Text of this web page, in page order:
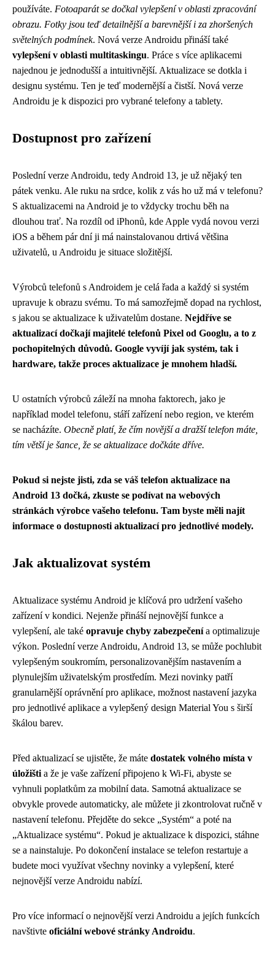
používáte. Fotoaparát se dočkal vylepšení v oblasti zpracování
obrazu. Fotky jsou teď detailnější a barevnější i za zhoršených
světelných podmínek. Nová verze Androidu přináší také
vylepšení v oblasti multitaskingu. Práce s více aplikacemi
najednou je jednodušší a intuitivnější. Aktualizace se dotkla i
designu systému. Ten je teď modernější a čistší. Nová verze
Androidu je k dispozici pro vybrané telefony a tablety.
Dostupnost pro zařízení
Poslední verze Androidu, tedy Android 13, je už nějaký ten
pátek venku. Ale ruku na srdce, kolik z vás ho už má v telefonu?
S aktualizacemi na Android je to vždycky trochu běh na
dlouhou trať. Na rozdíl od iPhonů, kde Apple vydá novou verzi
iOS a během pár dní ji má nainstalovanou drtivá většina
uživatelů, u Androidu je situace složitější.
Výrobců telefonů s Androidem je celá řada a každý si systém
upravuje k obrazu svému. To má samozřejmě dopad na rychlost,
s jakou se aktualizace k uživatelům dostane. Nejdříve se
aktualizací dočkají majitelé telefonů Pixel od Googlu, a to z
pochopitelných důvodů. Google vyvíjí jak systém, tak i
hardware, takže proces aktualizace je mnohem hladší.
U ostatních výrobců záleží na mnoha faktorech, jako je
například model telefonu, stáří zařízení nebo region, ve kterém
se nacházíte. Obecně platí, že čím novější a dražší telefon máte,
tím větší je šance, že se aktualizace dočkáte dříve.
Pokud si nejste jisti, zda se váš telefon aktualizace na
Android 13 dočká, zkuste se podívat na webových
stránkách výrobce vašeho telefonu. Tam byste měli najít
informace o dostupnosti aktualizací pro jednotlivé modely.
Jak aktualizovat systém
Aktualizace systému Android je klíčová pro udržení vašeho
zařízení v kondici. Nejenže přináší nejnovější funkce a
vylepšení, ale také opravuje chyby zabezpečenía optimalizuje
výkon. Poslední verze Androidu, Android 13, se může pochlubit
vylepšeným soukromím, personalizovanějším nastavením a
plynulejším uživatelským prostředím. Mezi novinky patří
granularnější oprávnění pro aplikace, možnost nastavení jazyka
pro jednotlivé aplikace a vylepšený design Material You s širší
škálou barev.
Před aktualizací se ujistěte, že máte dostatek volného místa v
úložišti a že je vaše zařízení připojeno k Wi-Fi, abyste se
vyhnuli poplatkům za mobilní data. Samotná aktualizace se
obvykle provede automaticky, ale můžete ji zkontrolovat ručně v
nastavení telefonu. Přejděte do sekce „Systém“ a poté na
„Aktualizace systému“. Pokud je aktualizace k dispozici, stáhne
se a nainstaluje. Po dokončení instalace se telefon restartuje a
budete moci využívat všechny novinky a vylepšení, které
nejnovější verze Androidu nabízí.
Pro více informací o nejnovější verzi Androidu a jejích funkcích
navštivte oficiální webové stránky Androidu.